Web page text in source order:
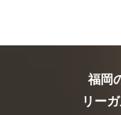
福岡
リー